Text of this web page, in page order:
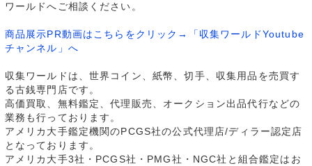
ワールドへご相談ください。
商品展示PR動画はこちらをクリック→「収集ワールドYoutube
チャンネル」へ
収集ワールドは、世界コイン、紙幣、切手、収集用品を売買す
る古銭専門店です。
高価買取、無料鑑定、代理販売、オークション出品代行などの
業務も行っております。
アメリカ大手鑑定機関のPCGS社の公式代理店/ディラー認定店
となっております。
アメリカ大手3社・PCGS社・PMG社・NGC社と組合鑑定はお